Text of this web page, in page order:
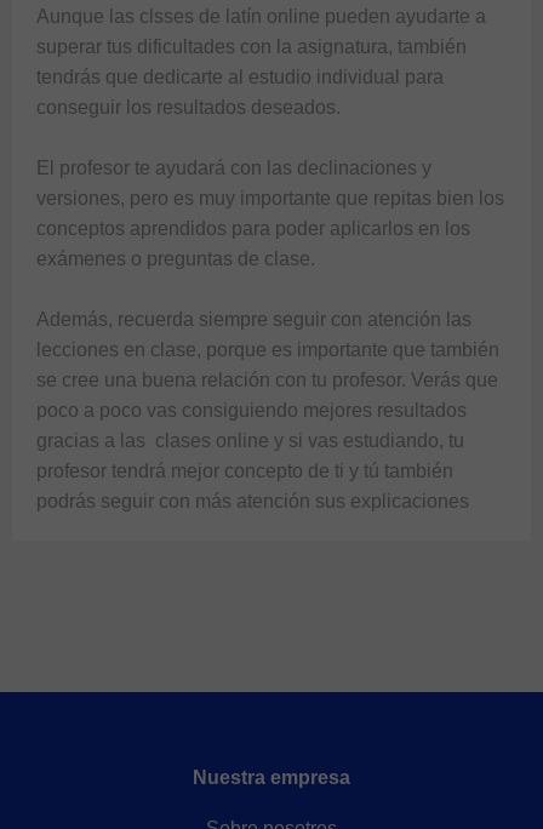
Aunque las clsses de latín online pueden ayudarte a
superar tus dificultades con la asignatura, también
tendrás que dedicarte al estudio individual para
conseguir los resultados deseados.
El profesor te ayudará con las declinaciones y
versiones, pero es muy importante que repitas bien los
conceptos aprendidos para poder aplicarlos en los
exámenes o preguntas de clase.
Además, recuerda siempre seguir con atención las
lecciones en clase, porque es importante que también
se cree una buena relación con tu profesor. Verás que
poco a poco vas consiguiendo mejores resultados
gracias a las clases online y si vas estudiando, tu
profesor tendrá mejor concepto de ti y tú también
podrás seguir con más atención sus explicaciones
Nuestra empresa